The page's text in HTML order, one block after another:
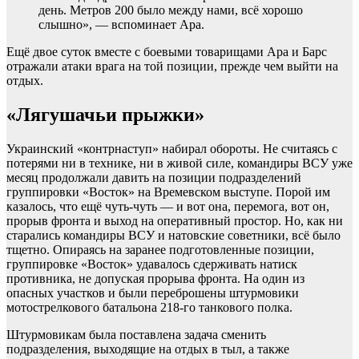
день. Метров 200 было между нами, всё хорошо
слышно», — вспоминает Ара.
Ещё двое суток вместе с боевыми товарищами Ара и Барс
отражали атаки врага на той позиции, прежде чем выйти на
отдых.
«Лягушачьи прыжки»
Украинский «контрнаступ» набирал обороты. Не считаясь с
потерями ни в технике, ни в живой силе, командиры ВСУ уже
месяц продолжали давить на позиции подразделений
группировки «Восток» на Времевском выступе. Порой им
казалось, что ещё чуть-чуть — и вот она, перемога, вот он,
прорыв фронта и выход на оперативный простор. Но, как ни
старались командиры ВСУ и натовские советники, всё было
тщетно. Опираясь на заранее подготовленные позиции,
группировке «Восток» удавалось сдерживать натиск
противника, не допуская прорыва фронта. На один из
опасных участков и были переброшены штурмовики
мотострелкового батальона 218-го танкового полка.
Штурмовикам была поставлена задача сменить
подразделения, выходящие на отдых в тыл, а также